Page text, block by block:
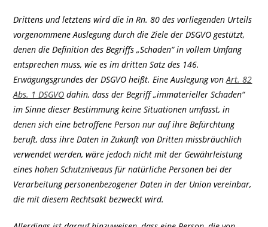
Drittens und letztens wird die in Rn. 80 des vorliegenden Urteils
vorgenommene Auslegung durch die Ziele der DSGVO gestützt,
denen die Definition des Begriffs „Schaden“ in vollem Umfang
entsprechen muss, wie es im dritten Satz des 146.
Erwägungsgrundes der DSGVO heißt. Eine Auslegung vonArt. 82
Abs. 1 DSGVO dahin, dass der Begriff „immaterieller Schaden“
im Sinne dieser Bestimmung keine Situationen umfasst, in
denen sich eine betroffene Person nur auf ihre Befürchtung
beruft, dass ihre Daten in Zukunft von Dritten missbräuchlich
verwendet werden, wäre jedoch nicht mit der Gewährleistung
eines hohen Schutzniveaus für natürliche Personen bei der
Verarbeitung personenbezogener Daten in der Union vereinbar,
die mit diesem Rechtsakt bezweckt wird.